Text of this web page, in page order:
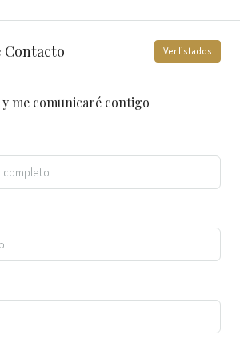
Ver listados
y me comunicaré contigo